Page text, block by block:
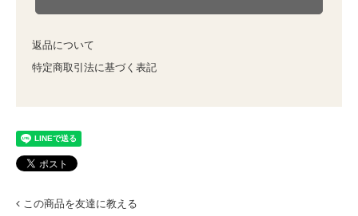
返品について
特定商取引法に基づく表記
この商品を友達に教える